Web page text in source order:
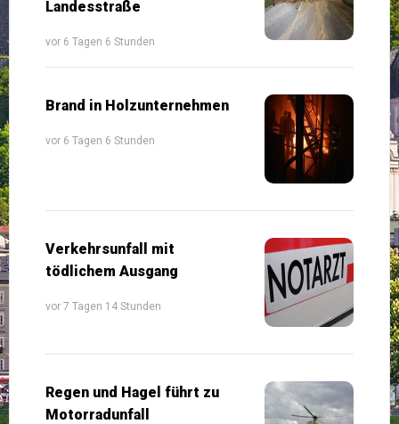
Landesstraße
vor 6 Tagen 6 Stunden
Brand in Holzunternehmen
vor 6 Tagen 6 Stunden
Verkehrsunfall mit
tödlichem Ausgang
vor 7 Tagen 14 Stunden
Regen und Hagel führt zu
Motorradunfall